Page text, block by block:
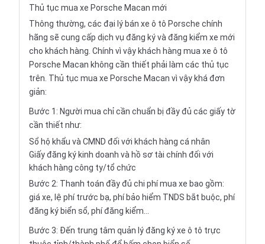
Thủ tục mua xe Porsche Macan mới
Thông thường, các đại lý bán xe ô tô Porsche chính
hãng sẽ cung cấp dịch vụ đăng ký và đăng kiểm xe mới
cho khách hàng. Chính vì vậy khách hàng mua xe ô tô
Porsche Macan không cần thiết phải làm các thủ tục
trên. Thủ tục mua xe Porsche Macan vì vậy khá đơn
giản:
Bước 1: Người mua chỉ cần chuẩn bị đầy đủ các giấy tờ
cần thiết như:
Sổ hộ khẩu và CMND đối với khách hàng cá nhân
Giấy đăng ký kinh doanh và hồ sơ tài chính đối với
khách hàng công ty/tổ chức
Bước 2: Thanh toán đầy đủ chi phí mua xe bao gồm:
giá xe, lệ phí trước bạ, phí bảo hiểm TNDS bắt buộc, phí
đăng ký biển sổ, phí đăng kiểm...
Bước 3: Đến trung tâm quản lý đăng ký xe ô tô trực